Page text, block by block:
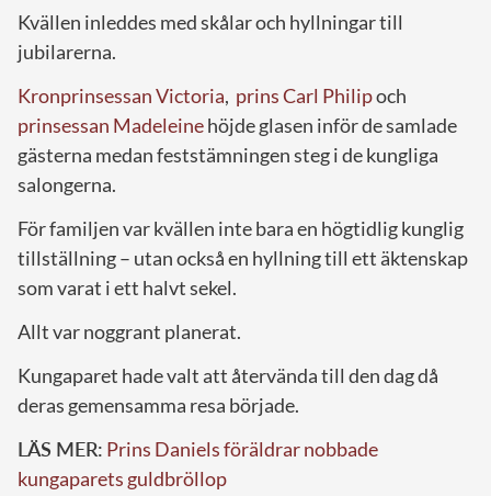
Kvällen inleddes med skålar och hyllningar till
jubilarerna.
Kronprinsessan Victoria, prins Carl Philipoch
prinsessan Madeleinehöjde glasen inför de samlade
gästerna medan feststämningen steg i de kungliga
salongerna.
För familjen var kvällen inte bara en högtidlig kunglig
tillställning – utan också en hyllning till ett äktenskap
som varat i ett halvt sekel.
Allt var noggrant planerat.
Kungaparet hade valt att återvända till den dag då
deras gemensamma resa började.
LÄS MER: Prins Daniels föräldrar nobbade
kungaparets guldbröllop